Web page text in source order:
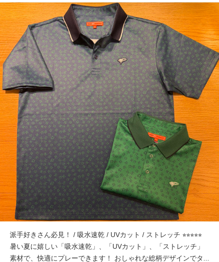
派手好きさん必見！ / 吸水速乾 / UVカット / ストレッチ ⭐︎⭐︎⭐︎⭐︎⭐︎
暑い夏に嬉しい「吸水速乾」、「UVカット」、「ストレッチ」
素材で、快適にプレーできます！ おしゃれな総柄デザインでタ...